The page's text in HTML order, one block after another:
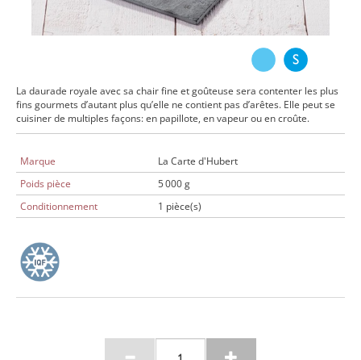
La daurade royale avec sa chair fine et goûteuse sera contenter les plus
fins gourmets d’autant plus qu’elle ne contient pas d’arêtes. Elle peut se
cuisiner de multiples façons: en papillote, en vapeur ou en croûte.
Marque
La Carte d'Hubert
Poids pièce
5 000 g
Conditionnement
1 pièce(s)